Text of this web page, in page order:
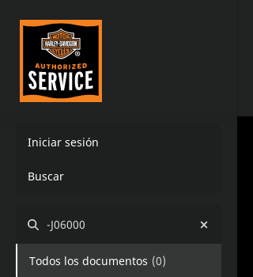
Iniciar sesión
Buscar
-J06000
Todos los documentos (0)